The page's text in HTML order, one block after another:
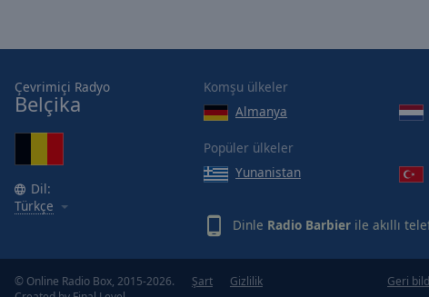
Çevrimiçi Radyo
Belçika
Dil:
Türkçe
Komşu ülkeler
Almanya
Popüler ülkeler
Yunanistan
Dinle Radio Barbier ile akıllı
© Online Radio Box, 2015-2026.
Şart Gizlilik Geri